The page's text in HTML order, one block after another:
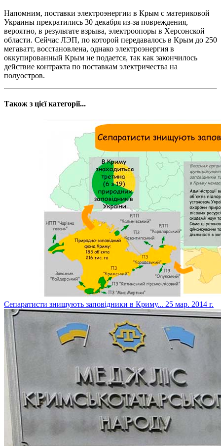
Напомним, поставки электроэнергии в Крым с материковой
Украины прекратились 30 декабря из-за повреждения,
вероятно, в результате взрыва, электроопоры в Херсонской
области. Сейчас ЛЭП, по которой передавалось в Крым до 250
мегаватт, восстановлена, однако электроэнергия в
оккупированный Крым не подается, так как закончилось
действие контракта по поставкам электричества на
полуостров.
Також з цієї категорії...
Сепаратисти знищують заповідники в Криму... 25 мар. 2014 г.